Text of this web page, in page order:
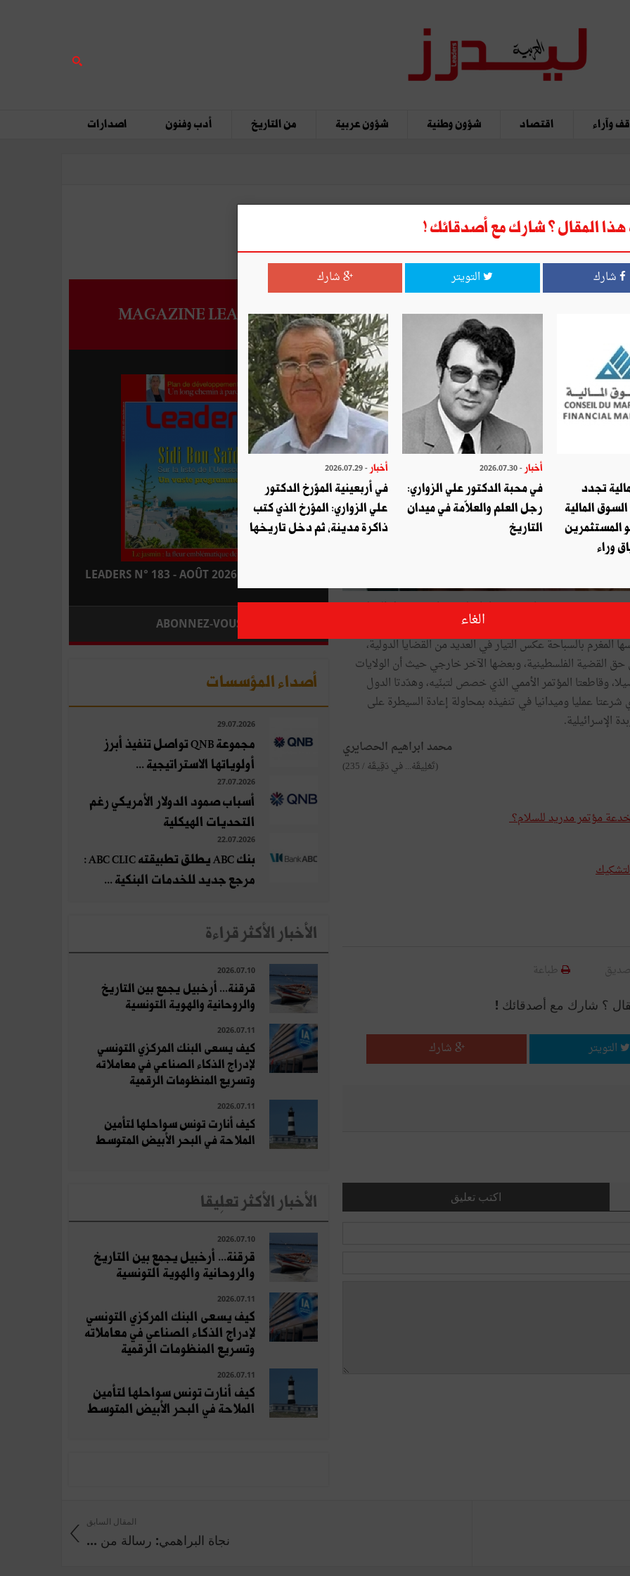
وآراء اقتصاد شؤون وطنية شؤون عربية من التاريخ أدب وفنون اصدارات
عن مدى صدق فرنسا في "مسعاها" إلى إحياء فكرة حل الدولتين،
حتى وإن عاضدتها عليه المملكة العربية السعودية، وذلك
بالسباحة عكس التيار في العديد من القضايا الدولية،
القضية الفلسطينية، وبعضها الآخر خارجي حيث أن الولايات
وقاطعتا المؤتمر الأممي الذي خصص لتبنّيه، وهدّدتا الدول
عمليا وميدانيا في تنفيذه بمحاولة إعادة السيطرة على
الإسرائيلية.
محمد ابراهيم الحصايري
(تَعْلِيقَهْ... في دَقِيقَهْ / 235)
مؤتمر مدريد للسلام؟
طباعة
؟ شارك مع أصدقائك !
التويتر شارك
اكتب تعليق
MAGAZINE LEADERS
LEADERS N° 183 - AOÛT 2026 : EN KIOSQUE
ABONNEZ-VOUS
أصداء المؤسسات
29.07.2026
مجموعة QNB تواصل تنفيذ أبرز
أولوياتها الاستراتيجية ...
27.07.2026
أسباب صمود الدولار الأمريكي رغم
التحديات الهيكلية
22.07.2026
بنك ABC يطلق تطبيقته ABC CLIC :
مرجع جديد للخدمات البنكية ...
الأخبار الأكثر قراءة
2026.07.10
قرقنة... أرخبيل يجمع بين التاريخ
والروحانية والهوية التونسية
2026.07.11
كيف يسعى البنك المركزي التونسي
لإدراج الذكاء الصناعي في معاملاته
وتسريع المنظومات الرقمية
2026.07.11
كيف أنارت تونس سواحلها لتأمين
الملاحة في البحر الأبيض المتوسط
الأخبار الأكثر تعلِيقا
2026.07.10
قرقنة... أرخبيل يجمع بين التاريخ
والروحانية والهوية التونسية
2026.07.11
كيف يسعى البنك المركزي التونسي
لإدراج الذكاء الصناعي في معاملاته
وتسريع المنظومات الرقمية
2026.07.11
كيف أنارت تونس سواحلها لتأمين
الملاحة في البحر الأبيض المتوسط
المقال السابق
نجاة البراهمي: رسالة من ...
المقال ؟ شارك مع أصدقائك !
شارك التويتر شارك
تجدد
المالية
المستثمرين
وراء
أخبار - 2026.07.30
في محبة الدكتور علي الزواري:
رجل العلم والعلاّمة في ميدان
التاريخ
أخبار - 2026.07.29
في أربعينية المؤرخ الدكتور
علي الزواري: المؤرخ الذي كتب
ذاكرة مدينة، ثم دخل تاريخها
الغاء